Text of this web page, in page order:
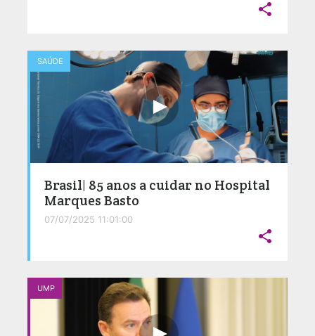

SAÚDE
Brasil| 85 anos a cuidar no Hospital
Marques Basto
07/07/2025 11:01:00

UMP